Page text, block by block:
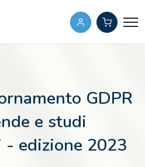
GDPR
e studi
edizione 2023